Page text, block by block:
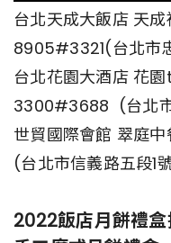
台北天成大飯店 天
8905#3321(台北市
台北花園大酒店 花
3300#3688 (台北
世貿國際會館 翠庭
(台北市信義路五段1
2022飯店月餅禮盒